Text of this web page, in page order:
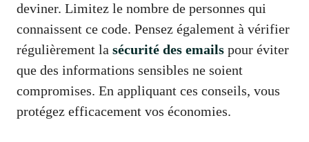
deviner. Limitez le nombre de personnes qui
connaissent ce code. Pensez également à vérifier
régulièrement la sécurité des emails pour éviter
que des informations sensibles ne soient
compromises. En appliquant ces conseils, vous
protégez efficacement vos économies.